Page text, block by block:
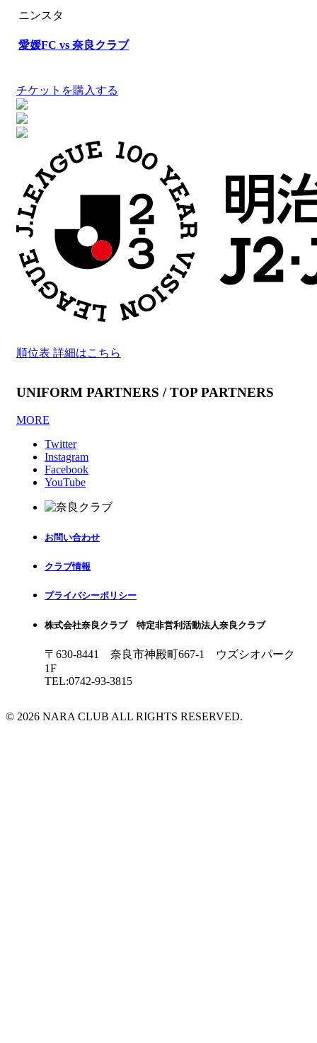
ニンスタ
愛媛FC vs 奈良クラブ
チケットを購入する
順位表 詳細はこちら
UNIFORM PARTNERS / TOP PARTNERS
MORE
Twitter
Instagram
Facebook
YouTube
お問い合わせ
クラブ情報
プライバシーポリシー
株式会社奈良クラブ 特定非営利活動法人奈良クラブ
〒630-8441 奈良市神殿町667-1
ウズシオパーク
1F
TEL:0742-93-3815
© 2026 NARA CLUB ALL RIGHTS RESERVED.